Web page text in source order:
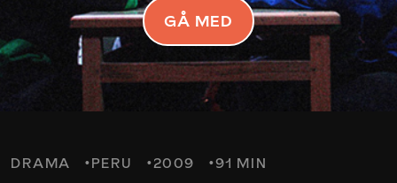
GÅ MED
DRAMA PERU 2009 91 MIN